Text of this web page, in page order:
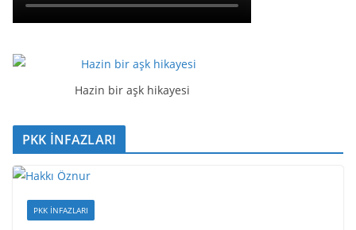
Hazin bir aşk hikayesi
PKK İNFAZLARI
PKK İNFAZLARI